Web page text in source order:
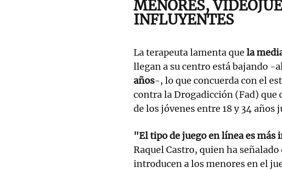
MENORES,
INFLUYENTES
La terapeuta lamenta que la
llegan a su centro está bajando -
años-, lo que concuerda con el
contra la Drogadicción (Fad)
de los jóvenes entre 18 y 34 años
"El tipo de juego en línea es más
Raquel Castro, quien ha
introducen a los menores en el